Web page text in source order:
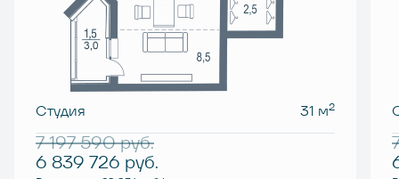
Студия 31 м2
7 197 590руб.
6 839 726 руб.